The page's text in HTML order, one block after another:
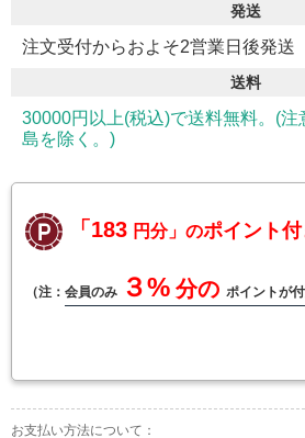
発送
注文受付からおよそ2営業日後発送
送料
30000円以上(税込)で送料無料。(注
島を除く。)
「183 円分」のポイント付
（注： 会員のみ ３% 分の ポイントが
お支払い方法について：